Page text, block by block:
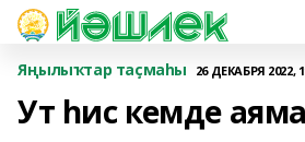
Яңылыҡтар таҫмаһы 26 ДЕКАБРЯ 2022,
Ут һис кемде